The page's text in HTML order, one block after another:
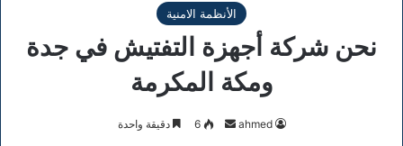
الأنظمة الامنية
نحن شركة أجهزة التفتيش في جدة
ومكة المكرمة
ahmed
أرسل6 دقيقة واحدة